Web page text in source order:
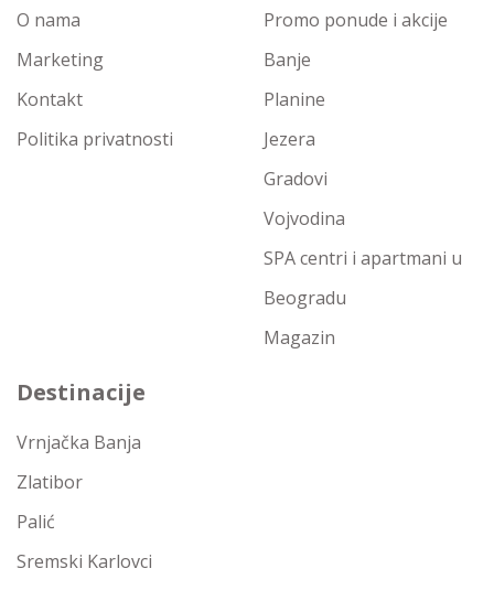
O nama
Marketing
Kontakt
Politika privatnosti
Promo ponude i akcije
Banje
Planine
Jezera
Gradovi
Vojvodina
SPA centri i apartmani u
Beogradu
Magazin
Destinacije
Vrnjačka Banja
Zlatibor
Palić
Sremski Karlovci